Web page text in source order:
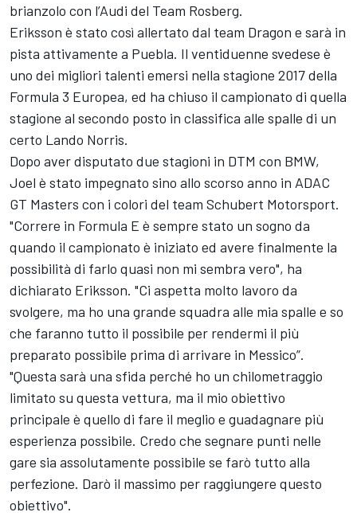
brianzolo con l’Audi del Team Rosberg.
Eriksson è stato così allertato dal team Dragon e sarà in
pista attivamente a Puebla. Il ventiduenne svedese è
uno dei migliori talenti emersi nella stagione 2017 della
Formula 3 Europea, ed ha chiuso il campionato di quella
stagione al secondo posto in classifica alle spalle di un
certo Lando Norris.
Dopo aver disputato due stagioni in DTM con BMW,
Joel è stato impegnato sino allo scorso anno in ADAC
GT Masters con i colori del team Schubert Motorsport.
"Correre in Formula E è sempre stato un sogno da
quando il campionato è iniziato ed avere finalmente la
possibilità di farlo quasi non mi sembra vero", ha
dichiarato Eriksson. "Ci aspetta molto lavoro da
svolgere, ma ho una grande squadra alle mia spalle e so
che faranno tutto il possibile per rendermi il più
preparato possibile prima di arrivare in Messico”.
"Questa sarà una sfida perché ho un chilometraggio
limitato su questa vettura, ma il mio obiettivo
principale è quello di fare il meglio e guadagnare più
esperienza possibile. Credo che segnare punti nelle
gare sia assolutamente possibile se farò tutto alla
perfezione. Darò il massimo per raggiungere questo
obiettivo".